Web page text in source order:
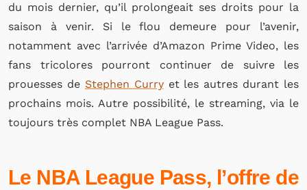
du mois dernier, qu’il prolongeait ses droits pour la
saison à venir. Si le flou demeure pour l’avenir,
notamment avec l’arrivée d’Amazon Prime Video, les
fans tricolores pourront continuer de suivre les
prouesses de Stephen Curryet les autres durant les
prochains mois. Autre possibilité, le streaming, via le
toujours très complet NBA League Pass.
Le NBA League Pass, l’offre de